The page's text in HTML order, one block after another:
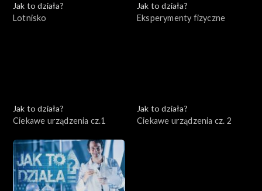
Jak to działa?
Lotnisko
Jak to działa?
Eksperymenty fizyczne
Jak to działa?
Ciekawe urządzenia cz.1
Jak to działa?
Ciekawe urządzenia cz. 2